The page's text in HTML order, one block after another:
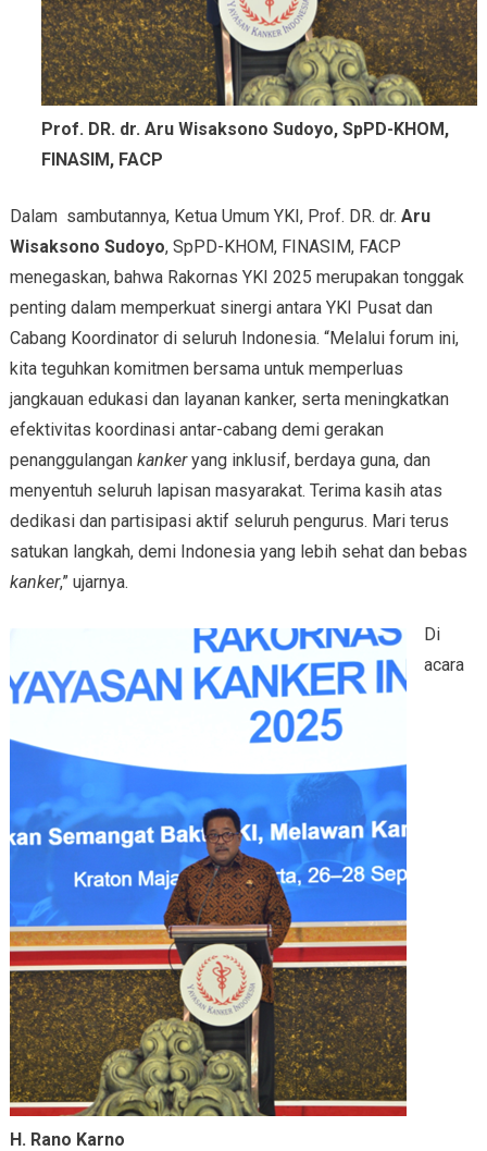
Prof. DR. dr. Aru Wisaksono Sudoyo, SpPD-KHOM,
FINASIM, FACP
Dalam sambutannya, Ketua Umum YKI, Prof. DR. dr. Aru
Wisaksono Sudoyo, SpPD-KHOM, FINASIM, FACP
menegaskan, bahwa Rakornas YKI 2025 merupakan tonggak
penting dalam memperkuat sinergi antara YKI Pusat dan
Cabang Koordinator di seluruh Indonesia. “Melalui forum ini,
kita teguhkan komitmen bersama untuk memperluas
jangkauan edukasi dan layanan kanker, serta meningkatkan
efektivitas koordinasi antar-cabang demi gerakan
penanggulangan kankeryang inklusif, berdaya guna, dan
menyentuh seluruh lapisan masyarakat. Terima kasih atas
dedikasi dan partisipasi aktif seluruh pengurus. Mari terus
satukan langkah, demi Indonesia yang lebih sehat dan bebas
kanker,” ujarnya.
H. Rano Karno
Di
acara